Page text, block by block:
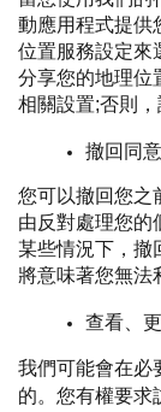
動應用程式提供
位置服務設定來
分享您的地理位
相關設置;否則
撤回同意
您可以撤回您之
由反對處理您的
某些情況下，撤
將意味著您無法
查看、
我們可能會在必
的。您有權要求